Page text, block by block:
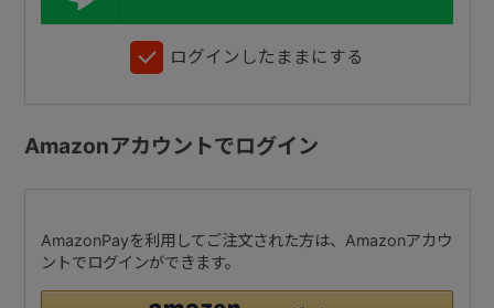
ログインしたままにする
Amazonアカウントでログイン
AmazonPayを利用してご注文された方は、Amazonアカウ
ントでログインができます。